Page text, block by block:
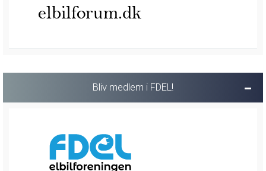
Bliv medlem i FDEL!